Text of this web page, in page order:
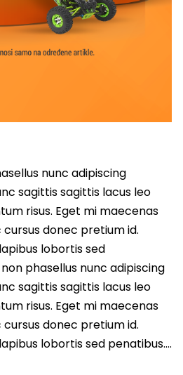
nunc adipiscing
sagittis sagittis lacus leo
risus. Eget mi maecenas
donec pretium id.
lobortis sed
phasellus nunc adipiscing
sagittis sagittis lacus leo
risus. Eget mi maecenas
donec pretium id.
lobortis sed penatibus….